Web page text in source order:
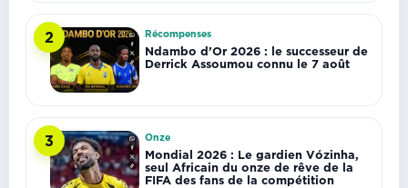
2 Récompenses
Ndambo d’Or 2026 : le successeur de
Derrick Assoumou connu le 7 août
3 Onze
Mondial 2026 : Le gardien Vózinha,
seul Africain du onze de rêve de la
FIFA des fans de la compétition